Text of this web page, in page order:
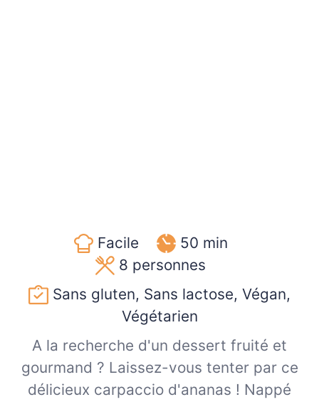
Facile
50 min
8 personnes
Sans gluten, Sans lactose, Végan,
Végétarien
A la recherche d'un dessert fruité et
gourmand ? Laissez-vous tenter par ce
délicieux carpaccio d'ananas ! Nappé